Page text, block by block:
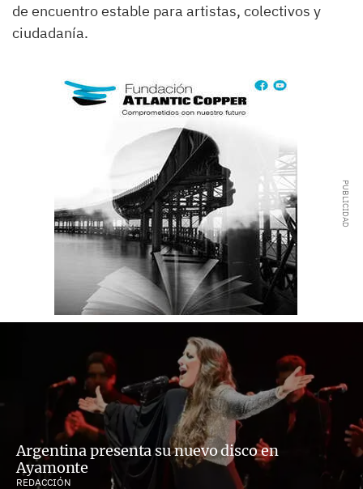
de encuentro estable para artistas, colectivos y
ciudadanía.
Argentina presenta su nuevo disco en
Ayamonte
REDACCIÓN